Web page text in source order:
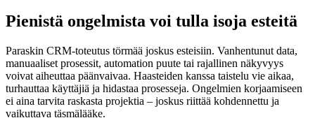
Pienistä ongelmista voi tulla isoja esteitä
Paraskin CRM-toteutus törmää joskus esteisiin. Vanhentunut data,
manuaaliset prosessit, automation puute tai rajallinen näkyvyys
voivat aiheuttaa päänvaivaa. Haasteiden kanssa taistelu vie aikaa,
turhauttaa käyttäjiä ja hidastaa prosesseja. Ongelmien korjaamiseen
ei aina tarvita raskasta projektia – joskus riittää kohdennettu ja
vaikuttava täsmälääke.